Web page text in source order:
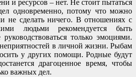
и ресурсов – нет. Не стоит пытаться
одновременно, потому что можно
не сделать ничего. В отношениях с
людьми рекомендуется быть
только эмоциями.
в личной жизни. Рыбам
у других помощи. Родные будут
драгоценное время, чтобы
важных дел.